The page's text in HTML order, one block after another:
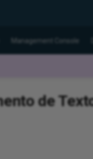
Management Console
de